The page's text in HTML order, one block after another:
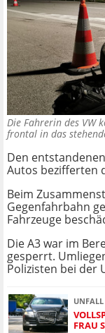
Die Fahrerin des VW
frontal in das
Den
Autos bezifferten
Beim
Gegenfahrbahn
Fahrzeuge
Die A3 war im
gesperrt.
Polizisten bei der
FRAU